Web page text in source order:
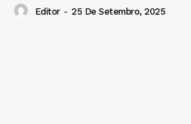
Editor - 25 De Setembro, 2025